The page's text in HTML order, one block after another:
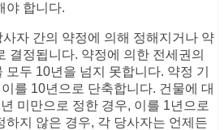
야 합니다.
사자 간의 약정에 의해 정해지거나 약
결정됩니다. 약정에 의한 전세권의
두 10년을 넘지 못합니다. 약정 기
를 10년으로 단축합니다. 건물에 대
미만으로 정한 경우, 이를 1년으로
하지 않은 경우, 각 당사자는 언제든